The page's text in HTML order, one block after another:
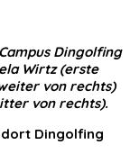
Dingolfing
Wirtz (erste
von rechts)
von rechts).
Dingolfing